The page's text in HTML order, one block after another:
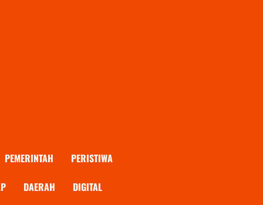
PEMERINTAH PERISTIWA
DAERAH DIGITAL